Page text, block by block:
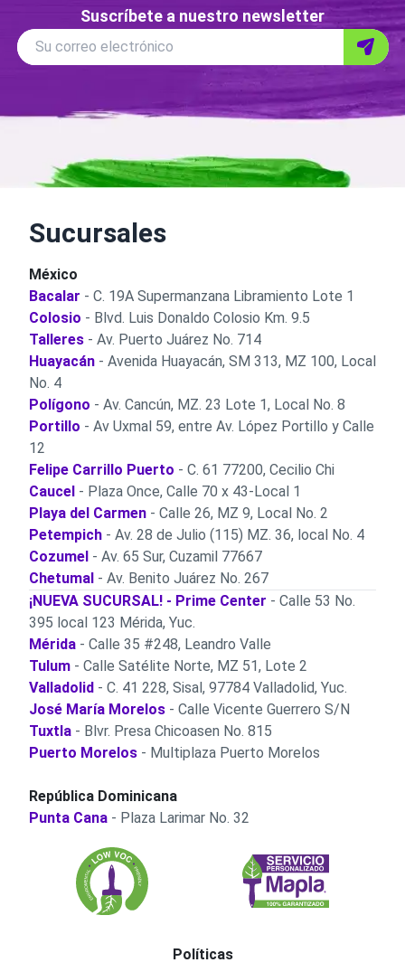
Suscríbete a nuestro newsletter
Correo
electronico
Su correo electrónico
Enviar
Sucursales
México
Bacalar - C. 19A Supermanzana Libramiento Lote 1
Colosio - Blvd. Luis Donaldo Colosio Km. 9.5
Talleres - Av. Puerto Juárez No. 714
Huayacán - Avenida Huayacán, SM 313, MZ 100, Local
No. 4
Polígono - Av. Cancún, MZ. 23 Lote 1, Local No. 8
Portillo - Av Uxmal 59, entre Av. López Portillo y Calle
12
Felipe Carrillo Puerto - C. 61 77200, Cecilio Chi
Caucel - Plaza Once, Calle 70 x 43-Local 1
Playa del Carmen - Calle 26, MZ 9, Local No. 2
Petempich - Av. 28 de Julio (115) MZ. 36, local No. 4
Cozumel - Av. 65 Sur, Cuzamil 77667
Chetumal - Av. Benito Juárez No. 267
¡NUEVA SUCURSAL! - Prime Center - Calle 53 No.
395 local 123 Mérida, Yuc.
Mérida - Calle 35 #248, Leandro Valle
Tulum - Calle Satélite Norte, MZ 51, Lote 2
Valladolid - C. 41 228, Sisal, 97784 Valladolid, Yuc.
José María Morelos - Calle Vicente Guerrero S/N
Tuxtla - Blvr. Presa Chicoasen No. 815
Puerto Morelos - Multiplaza Puerto Morelos
República Dominicana
Punta Cana - Plaza Larimar No. 32
Políticas